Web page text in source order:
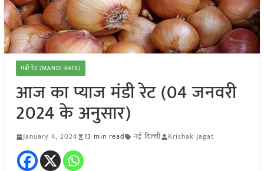
मंडी रेट (MANDI RATE)
आज का प्याज मंडी रेट (04 जनवरी
2024 के अनुसार)
January 4, 2024 13 min read नई दिल्ली Krishak Jagat